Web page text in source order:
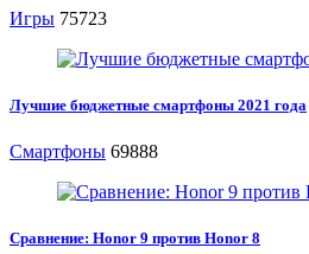
Игры 75723
Лучшие бюджетные смартфоны 2021 года
Смартфоны 69888
Сравнение: Honor 9 против Honor 8